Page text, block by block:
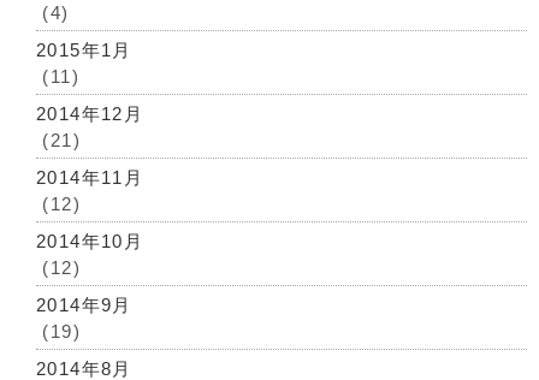
(4)
2015年1月
(11)
2014年12月
(21)
2014年11月
(12)
2014年10月
(12)
2014年9月
(19)
2014年8月